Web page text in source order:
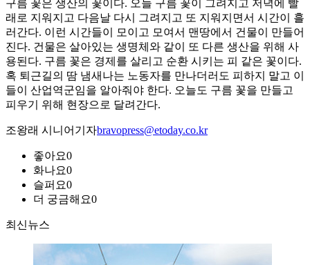
구름 꽃은 생산의 꽃이다. 오늘 구름 꽃이 그려지고 저녁에 빨
래로 지워지고 다음날 다시 그려지고 또 지워지면서 시간이 흘
러간다. 이런 시간들이 모이고 모여서 맨땅에서 건물이 만들어
진다. 건물은 살아있는 생명체와 같이 또 다른 생산을 위해 사
용된다. 구름 꽃은 경제를 살리고 순환 시키는 피 같은 꽃이다.
혹 퇴근길의 땀 냄새나는 노동자를 만나더러도 피하지 말고 이
들이 산업역군임을 알아줘야 한다. 오늘도 구름 꽃을 만들고
피우기 위해 현장으로 달려간다.
조왕래 시니어기자bravopress@etoday.co.kr
좋아요0
화나요0
슬퍼요0
더 궁금해요0
최신뉴스